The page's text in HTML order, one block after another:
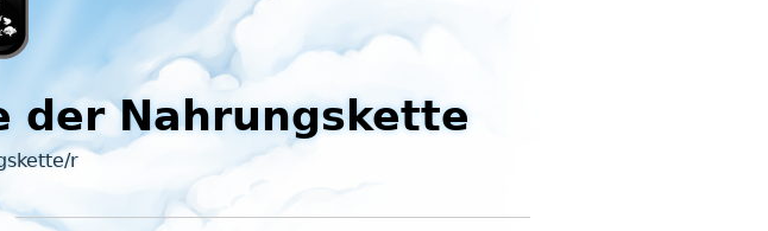
der Nahrungskette
r